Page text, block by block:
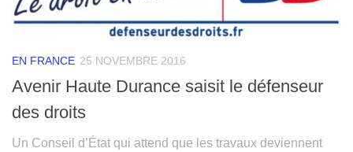
EN FRANCE 25 NOVEMBRE 2016
Avenir Haute Durance saisit le défenseur
des droits
Un Conseil d’État qui attend que les travaux deviennent